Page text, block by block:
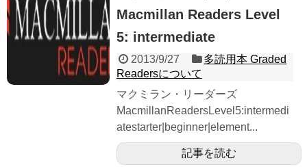
Macmillan Readers Level
5: intermediate
2013/9/27
多読用本 Graded
Readersについて
マクミラン・リーダーズ
MacmillanReadersLevel5:intermedi
atestarter|beginner|element...
記事を読む